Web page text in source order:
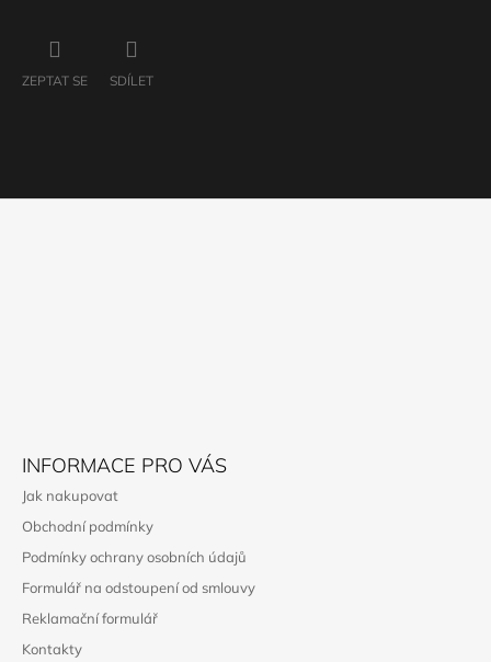
ZEPTAT SE SDÍLET
INFORMACE PRO VÁS
Jak nakupovat
Obchodní podmínky
Podmínky ochrany osobních údajů
Formulář na odstoupení od smlouvy
Reklamační formulář
Kontakty